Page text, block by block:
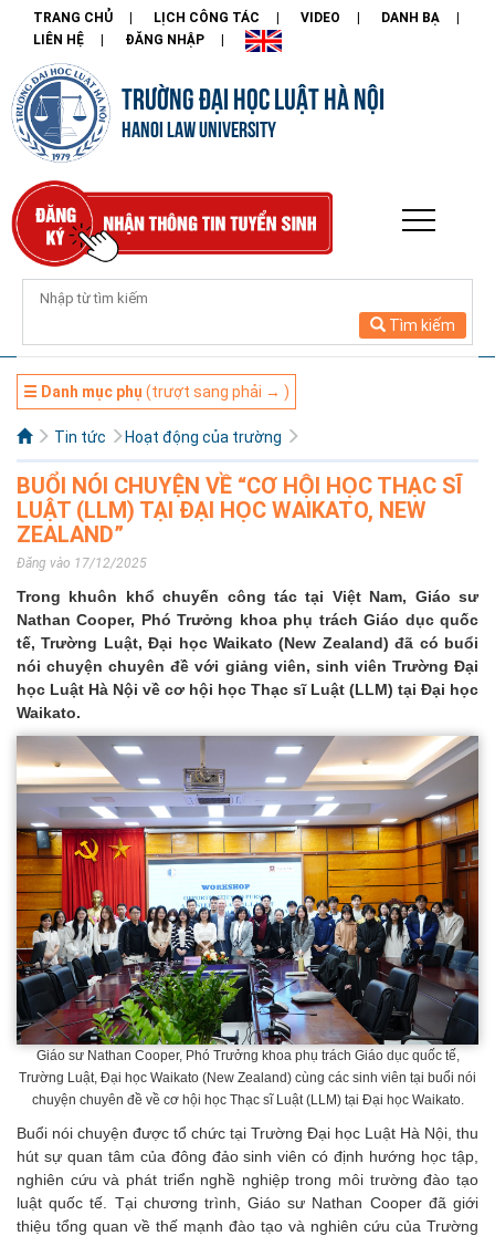
TRANG CHỦ LỊCH CÔNG TÁC VIDEO
DANH BẠ
LIÊN HỆ
ĐĂNG NHẬP
TRƯỜNG ĐẠI HỌC LUẬT HÀ NỘI
HANOI LAW UNIVERSITY
Tìm kiếm
☰ Danh mục phụ (trượt sang phải → )
Tin tức Hoạt động của trường
BUỔI NÓI CHUYỆN VỀ “CƠ HỘI HỌC THẠC SĨ
LUẬT (LLM) TẠI ĐẠI HỌC WAIKATO, NEW
ZEALAND”
Đăng vào 17/12/2025
Trong khuôn khổ chuyến công tác tại Việt Nam, Giáo sư
Nathan Cooper, Phó Trưởng khoa phụ trách Giáo dục quốc
tế, Trường Luật, Đại học Waikato (New Zealand) đã có buổi
nói chuyện chuyên đề với giảng viên, sinh viên Trường Đại
học Luật Hà Nội về cơ hội học Thạc sĩ Luật (LLM) tại Đại học
Waikato.
Giáo sư Nathan Cooper, Phó Trưởng khoa phụ trách Giáo dục quốc tế,
Trường Luật, Đại học Waikato (New Zealand) cùng các sinh viên tại buổi nói
chuyện chuyên đề về cơ hội học Thạc sĩ Luật (LLM) tại Đại học Waikato.
Buổi nói chuyện được tổ chức tại Trường Đại học Luật Hà Nội, thu
hút sự quan tâm của đông đảo sinh viên có định hướng học tập,
nghiên cứu và phát triển nghề nghiệp trong môi trường đào tạo
luật quốc tế. Tại chương trình, Giáo sư Nathan Cooper đã giới
thiệu tổng quan về thế mạnh đào tạo và nghiên cứu của Trường